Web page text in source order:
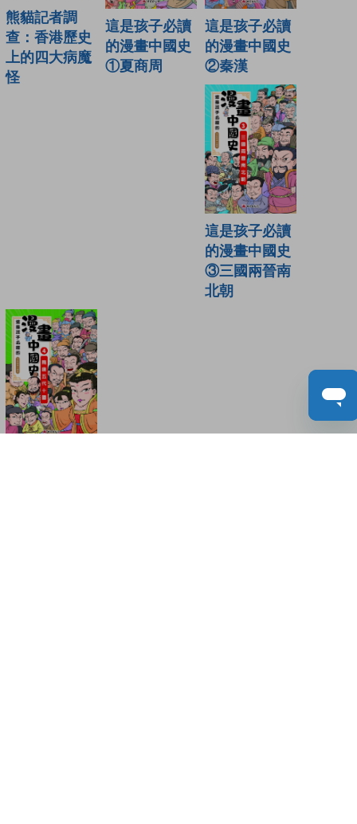
熊貓記者調
查：香港歷史
上的四大病魔
怪
這是孩子必讀
的漫畫中國史
①夏商周
這是孩子必讀
的漫畫中國史
②秦漢
這是孩子必讀
的漫畫中國史
③三國兩晉南
北朝